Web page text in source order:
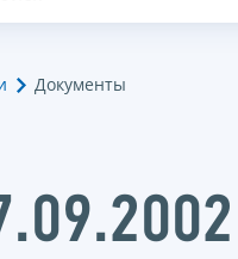
Документы